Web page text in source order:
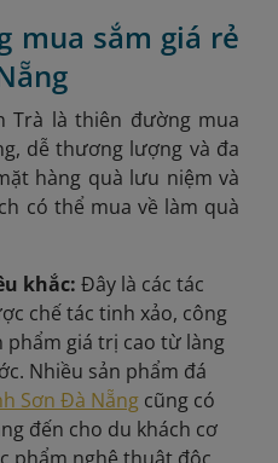
mua sắm giá rẻ
Trà làthiên đường mua
dễ thương lượng và đa
hàng quà lưu niệm và
có thể mua về làm quà
khắc: Đây là các tác
chế tác tinh xảo, công
phẩm giá trị cao từ làng
Nhiều sản phẩm đá
Sơn Đà Nẵng cũng có
đến cho du khách cơ